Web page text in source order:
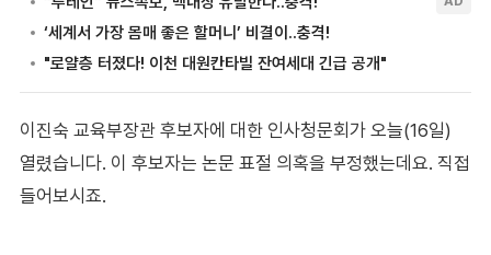
이진숙 교육부장관 후보자에 대한 인사청문회가 오늘(16일)
열렸습니다. 이 후보자는 논문 표절 의혹을 부정했는데요. 직접
들어보시죠.